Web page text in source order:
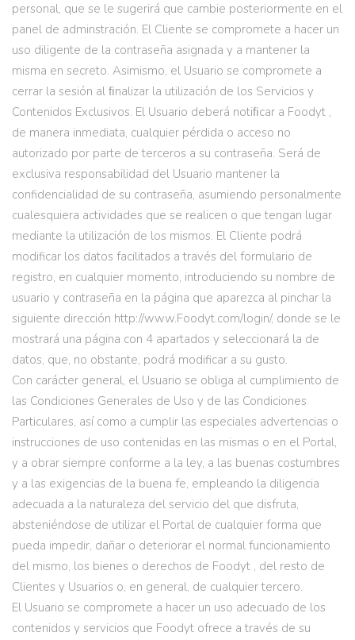
personal, que se le sugerirá que cambie posteriormente en el
panel de adminstración. El Cliente se compromete a hacer un
uso diligente de la contraseña asignada y a mantener la
misma en secreto. Asimismo, el Usuario se compromete a
cerrar la sesión al ﬁnalizar la utilización de los Servicios y
Contenidos Exclusivos. El Usuario deberá notiﬁcar a Foodyt ,
de manera inmediata, cualquier pérdida o acceso no
autorizado por parte de terceros a su contraseña. Será de
exclusiva responsabilidad del Usuario mantener la
confidencialidad de su contraseña, asumiendo personalmente
cualesquiera actividades que se realicen o que tengan lugar
mediante la utilización de los mismos. El Cliente podrá
modificar los datos facilitados a través del formulario de
registro, en cualquier momento, introduciendo su nombre de
usuario y contraseña en la página que aparezca al pinchar la
siguiente dirección http://www.Foodyt.com/login/, donde se le
mostrará una página con 4 apartados y seleccionará la de
datos, que, no obstante, podrá modificar a su gusto.
Con carácter general, el Usuario se obliga al cumplimiento de
las Condiciones Generales de Uso y de las Condiciones
Particulares, así como a cumplir las especiales advertencias o
instrucciones de uso contenidas en las mismas o en el Portal,
y a obrar siempre conforme a la ley, a las buenas costumbres
y a las exigencias de la buena fe, empleando la diligencia
adecuada a la naturaleza del servicio del que disfruta,
absteniéndose de utilizar el Portal de cualquier forma que
pueda impedir, dañar o deteriorar el normal funcionamiento
del mismo, los bienes o derechos de Foodyt , del resto de
Clientes y Usuarios o, en general, de cualquier tercero.
El Usuario se compromete a hacer un uso adecuado de los
contenidos y servicios que Foodyt ofrece a través de su